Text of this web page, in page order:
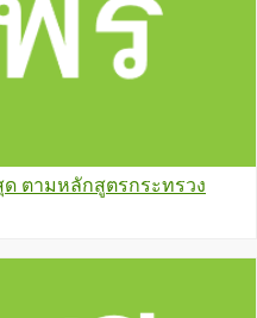
ด ตามหลักสูตรกระทรวง